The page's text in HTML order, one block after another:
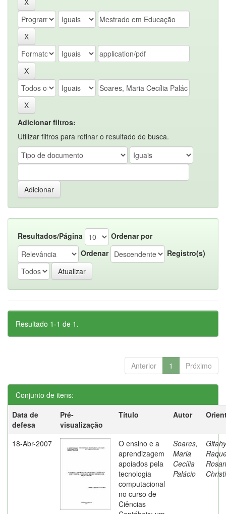
Adicionar filtros:
Utilizar filtros para refinar o resultado de busca.
Resultados/Página
Ordenar por
Ordenar
Registro(s)
Resultado 1-1 de 1.
Anterior 1 Próximo
Conjunto de itens:
Data de
defesa
Pré-
visualização
Título Autor
18-Abr-2007
O ensino e a
aprendizagem
apoiados pela
tecnologia
computacional
no curso de
Ciências
Soares,
Maria
Cecília
Palácio
Rosan